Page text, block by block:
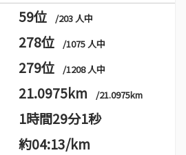
59位 /203 人中
278位 /1075 人中
279位 /1208 人中
21.0975km /21.0975km
1時間29分1秒
約04:13/km